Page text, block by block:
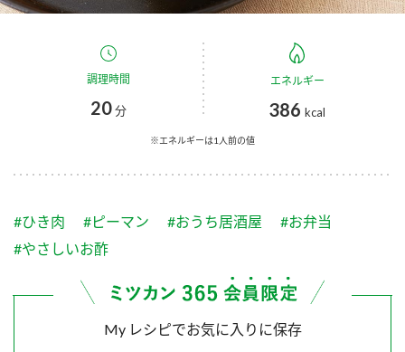
スープ 中華
ふりかけ
炊き込みご飯の素 米飯用調味液
カンタン酢
お酢ドリンク
かおりの蔵
つゆ
鍋なび
納豆のサイト
国内事業概要
ミツカングループについて
企業理念
ミツカンを知る
水の文化センター（アーカイブ）
ZENB initiative
お客様相談センター
お客様の声をいかしました
調理時間
20分
エネルギー
386 kcal
※エネルギーは1人前の値
#ひき肉 #ピーマン #おうち居酒屋
#お弁当
#やさしいお酢
My レシピでお気に入りに保存